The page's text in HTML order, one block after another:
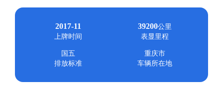
2017-11
上牌时间
39200公里
表显里程
国五
排放标准
重庆市
车辆所在地